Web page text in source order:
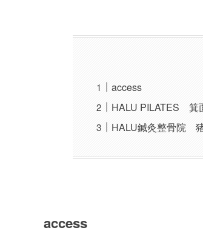
access
HALU PILATES 箕
HALU鍼灸整骨院
access